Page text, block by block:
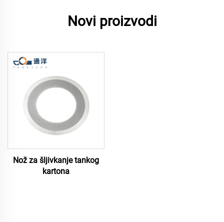
Novi proizvodi
Nož za šljivkanje tankog
kartona